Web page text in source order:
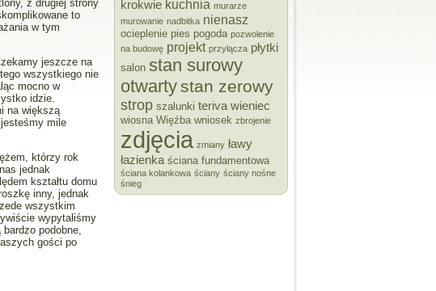
z drugiej strony
to
w tym
jeszcze na
wszystkiego nie
mocno w
idzie.
na większą
mile
którzy rok
jednak
kształtu domu
inny, jednak
wszystkim
wypytaliśmy
podobne,
gości po
krokwie kuchnia murarze
murowanie nadbitka nienasz
ocieplenie pies pogoda pozwolenie
na budowę projekt przyłącza płytki
salon stan surowy
otwartystan zerowy
strop szalunki teriva wieniec
wiosna Więźba wniosek zbrojenie
zdjęcia zmiany ławy
łazienka ściana fundamentowa
ściana kolankowa ściany ściany nośne
śnieg